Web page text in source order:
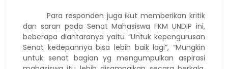
Para responden juga ikut memberikan kritik
dan saran pada Senat Mahasiswa FKM UNDIP ini,
beberapa diantaranya yaitu “Untuk kepengurusan
Senat kedepannya bisa lebih baik lagi”, “Mungkin
untuk senat bagian yg mengumpulkan aspirasi